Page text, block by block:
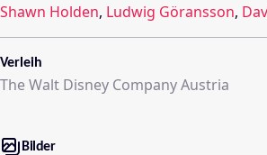
Shawn Holden, Ludwig Göransson,
Verleih
The Walt Disney Company Austria
Bilder